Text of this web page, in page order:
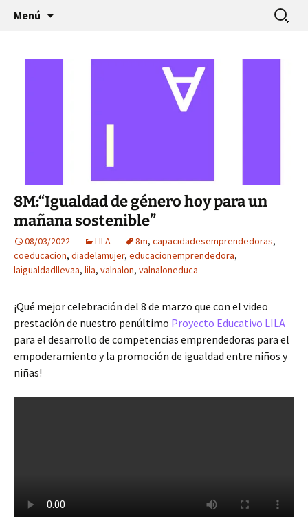
Menú Buscar:
8M:“Igualdad de género hoy para un
mañana sostenible”
08/03/2022 LILA 8m, capacidadesemprendedoras,
coeducacion, diadelamujer, educacionemprendedora,
laigualdadllevaa, lila, valnalon, valnaloneduca
¡Qué mejor celebración del 8 de marzo que con el video
prestación de nuestro penúltimo Proyecto Educativo LILA
para el desarrollo de competencias emprendedoras para el
empoderamiento y la promoción de igualdad entre niños y
niñas!